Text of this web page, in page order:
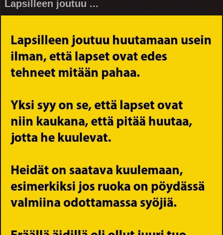
Lapsilleen joutuu ...